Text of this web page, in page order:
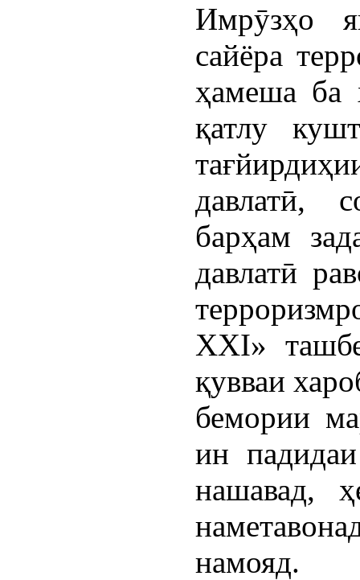
Имрӯзҳо
сайёра
ҳамеша ба
қатлу
давлатӣ,
барҳам
давлатӣ
XXI»
қувваи
бемории
ин
нашавад,
намояд.